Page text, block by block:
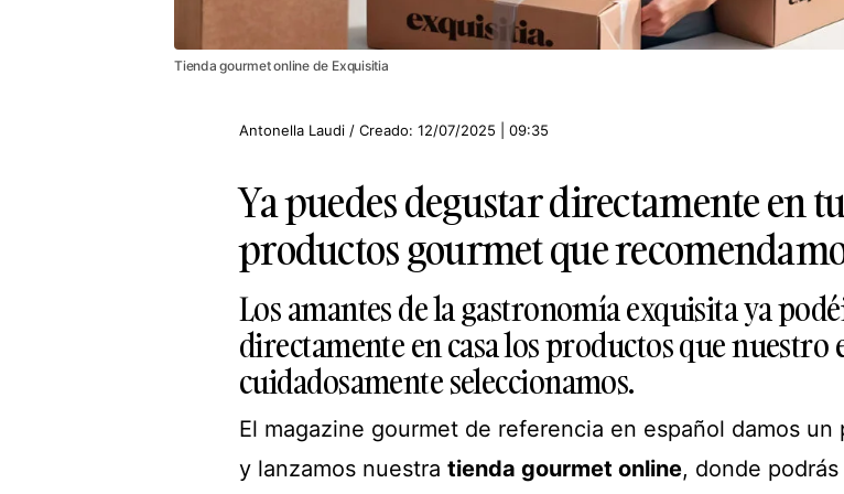
Tienda gourmet online de Exquisitia
Antonella Laudi / Creado: 12/07/2025 | 09:35
Ya puedes degustar directamente en
productos gourmet que
Los amantes de la gastronomía exquisita ya
directamente en casa los productos que nuestro
cuidadosamente seleccionamos.
El magazine gourmet de referencia en español damos un
y lanzamos nuestra tienda gourmet online, donde